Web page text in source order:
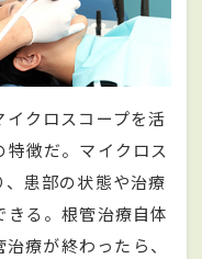
クロスコープを活
徴だ。マイクロス
患部の状態や治療
る。根管治療自体
療が終わったら、